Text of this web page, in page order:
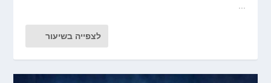
לצפייה בשיעור